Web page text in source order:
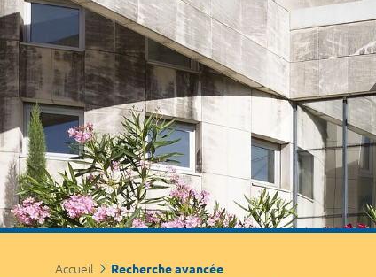
Accueil Recherche avancée